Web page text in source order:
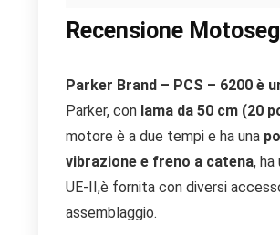
Recensione
Parker Brand – PCS – 6200 è
Parker, con lama da 50 cm (20
motore è a due tempi e ha una
vibrazione e freno a catena,
UE-II,è fornita con diversi
assemblaggio.